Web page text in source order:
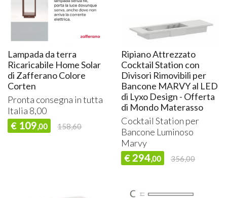
Lampada da terra
Ricaricabile Home Solar
di Zafferano Colore
Corten
Pronta consegna in tutta
Italia 8,00
€ 109,00 158,60
Ripiano Attrezzato
Cocktail Station con
Divisori Rimovibili per
Bancone MARVY al LED
di Lyxo Design - Offerta
di Mondo Materasso
Cocktail Station per
Bancone Luminoso
Marvy
€ 294,00 356,00